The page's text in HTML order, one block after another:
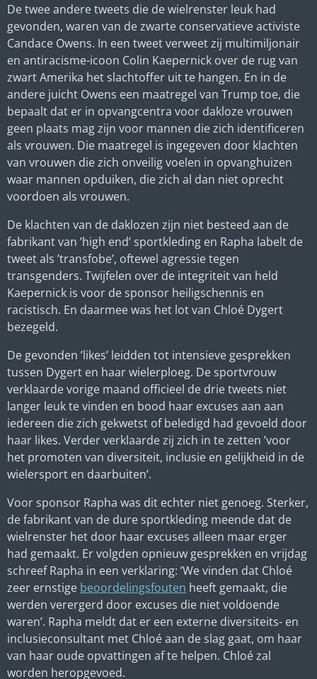
De twee andere tweets die de wielrenster leuk had
gevonden, waren van de zwarte conservatieve activiste
Candace Owens. In een tweet verweet zij multimiljonair
en antiracisme-icoon Colin Kaepernick over de rug van
zwart Amerika het slachtoffer uit te hangen. En in de
andere juicht Owens een maatregel van Trump toe, die
bepaalt dat er in opvangcentra voor dakloze vrouwen
geen plaats mag zijn voor mannen die zich identificeren
als vrouwen. Die maatregel is ingegeven door klachten
van vrouwen die zich onveilig voelen in opvanghuizen
waar mannen opduiken, die zich al dan niet oprecht
voordoen als vrouwen.
De klachten van de daklozen zijn niet besteed aan de
fabrikant van ’high end’ sportkleding en Rapha labelt de
tweet als ’transfobe’, oftewel agressie tegen
transgenders. Twijfelen over de integriteit van held
Kaepernick is voor de sponsor heiligschennis en
racistisch. En daarmee was het lot van Chloé Dygert
bezegeld.
De gevonden ’likes’ leidden tot intensieve gesprekken
tussen Dygert en haar wielerploeg. De sportvrouw
verklaarde vorige maand officieel de drie tweets niet
langer leuk te vinden en bood haar excuses aan aan
iedereen die zich gekwetst of beledigd had gevoeld door
haar likes. Verder verklaarde zij zich in te zetten ’voor
het promoten van diversiteit, inclusie en gelijkheid in de
wielersport en daarbuiten’.
Voor sponsor Rapha was dit echter niet genoeg. Sterker,
de fabrikant van de dure sportkleding meende dat de
wielrenster het door haar excuses alleen maar erger
had gemaakt. Er volgden opnieuw gesprekken en vrijdag
schreef Rapha in een verklaring: ’We vinden dat Chloé
zeer ernstige beoordelingsfouten heeft gemaakt, die
werden verergerd door excuses die niet voldoende
waren’. Rapha meldt dat er een externe diversiteits- en
inclusieconsultant met Chloé aan de slag gaat, om haar
van haar oude opvattingen af te helpen. Chloé zal
worden heropgevoed.